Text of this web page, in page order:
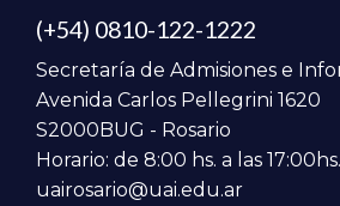
(+54) 0810-122-1222
Secretaría de Admisiones e
Avenida Carlos Pellegrini 1620
S2000BUG - Rosario
Horario: de 8:00 hs. a las 17:00hs.
uairosario@uai.edu.ar